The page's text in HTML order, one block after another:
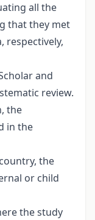
all the
that they met
respectively,
and
review.
the
in the
the
or child
the study